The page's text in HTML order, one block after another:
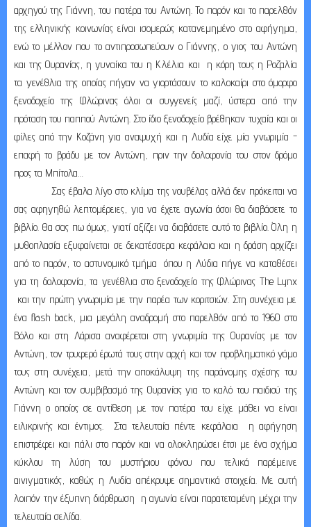
αρχηγού της Γιάννη, του πατέρα του Αντώνη. Το παρόν και το παρελθόν
της ελληνικής κοινωνίας είναι ισομερώς κατανεμημένο στο αφήγημα,
ενώ το μέλλον που το αντιπροσωπεύουν ο Γιάννης, ο γιος του Αντώνη
και της Ουρανίας, η γυναίκα του η Κλέλια και η κόρη τους η Ροζαλία
τα γενέθλια της οποίας πήγαν να γιορτάσουν το καλοκαίρι στο όμορφο
ξενοδοχείο της Φλώρινας όλοι οι συγγενείς μαζί, ύστερα από την
πρόταση του παππού Αντώνη. Στο ίδιο ξενοδοχείο βρέθηκαν τυχαία και οι
φίλες από την Κοζάνη για αναψυχή και η Λυδία είχε μία γνωριμία -
επαφή το βράδυ με τον Αντώνη, πριν την δολοφονία του στον δρόμο
προς τα Μπίτολα…
Σας έβαλα λίγο στο κλίμα της νουβέλας αλλά δεν πρόκειται να
σας αφηγηθώ λεπτομέρειες, για να έχετε αγωνία όσοι θα διαβάσετε το
βιβλίο. Θα σας πω όμως, γιατί αξίζει να διαβάσετε αυτό το βιβλίο. Όλη η
μυθοπλασία εξυφαίνεται σε δεκατέσσερα κεφάλαια και η δράση αρχίζει
από το παρόν, το αστυνομικό τμήμα όπου η Λύδια πήγε να καταθέσει
για τη δολοφονία, τα γενέθλια στο ξενοδοχείο της Φλώρινας The Lynx
και την πρώτη γνωριμία με την παρέα των κοριτσιών. Στη συνέχεια με
ένα flash back, μια μεγάλη αναδρομή στο παρελθόν από το 1960 στο
Βόλο και στη Λάρισα αναφέρεται στη γνωριμία της Ουρανίας με τον
Αντώνη, τον τρυφερό έρωτά τους στην αρχή και τον προβληματικό γάμο
τους στη συνέχεια, μετά την αποκάλυψη της παράνομης σχέσης του
Αντώνη και τον συμβιβασμό της Ουρανίας για το καλό του παιδιού της
Γιάννη ο οποίος σε αντίθεση με τον πατέρα του είχε μάθει να είναι
ειλικρινής και έντιμος. Στα τελευταία πέντε κεφάλαια η αφήγηση
επιστρέφει και πάλι στο παρόν και να ολοκληρώσει έτσι με ένα σχήμα
κύκλου τη λύση του μυστήριου φόνου που τελικά παρέμεινε
αινιγματικός, καθώς η Λυδία απέκρυψε σημαντικά στοιχεία. Με αυτή
λοιπόν την έξυπνη διάρθρωση η αγωνία είναι παρατεταμένη μέχρι την
τελευταία σελίδα.